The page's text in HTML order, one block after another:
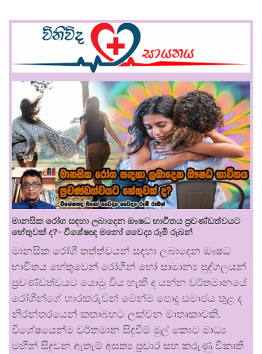
මානසික රෝග සඳහා ලබාදෙන ඖෂධ භාවිතය ප්‍රචණ්ඩත්වයට
හේතුවක් ද?- විශේෂඥ මනෝ වෛද්‍ය රූමි රූබන්
මානසික රෝගී තත්ත්වයන් සඳහා ලබාදෙන ඖෂධ
භාවිතය හේතුවෙන් රෝගීන් හෝ සාමාන්‍ය පුද්ගලයන්
ප්‍රචණ්ඩත්වයට යොමු විය හැකි ද යන්න වර්තමානයේ
රෝගීන්ගේ භාරකරුවන් මෙන්ම පොදු සමාජය තුළ ද
නිරන්තරයෙන් කතාබහට ලක්වන මාතෘකාවකි.
විශේෂයෙන්ම වර්තමාන සිදුවීම් මුල් කොට මාධ්‍ය
මඟින් සිදුවන ඇතැම් අසත්‍ය ප්‍රචාර සහ කරුණු විකෘති